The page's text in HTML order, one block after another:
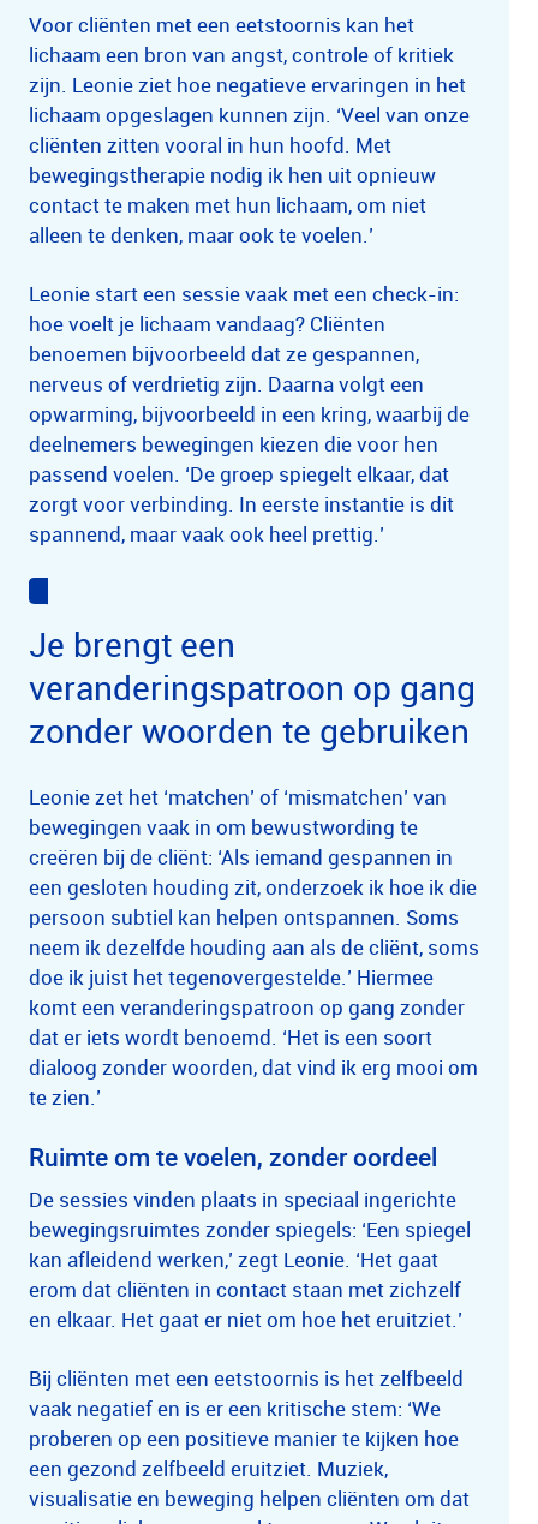
Voor cliënten met een eetstoornis kan het
lichaam een bron van angst, controle of kritiek
zijn. Leonie ziet hoe negatieve ervaringen in het
lichaam opgeslagen kunnen zijn. ‘Veel van onze
cliënten zitten vooral in hun hoofd. Met
bewegingstherapie nodig ik hen uit opnieuw
contact te maken met hun lichaam, om niet
alleen te denken, maar ook te voelen.’
Leonie start een sessie vaak met een check-in:
hoe voelt je lichaam vandaag? Cliënten
benoemen bijvoorbeeld dat ze gespannen,
nerveus of verdrietig zijn. Daarna volgt een
opwarming, bijvoorbeeld in een kring, waarbij de
deelnemers bewegingen kiezen die voor hen
passend voelen. ‘De groep spiegelt elkaar, dat
zorgt voor verbinding. In eerste instantie is dit
spannend, maar vaak ook heel prettig.’
Je brengt een
veranderingspatroon op gang
zonder woorden te gebruiken
Leonie zet het ‘matchen’ of ‘mismatchen’ van
bewegingen vaak in om bewustwording te
creëren bij de cliënt: ‘Als iemand gespannen in
een gesloten houding zit, onderzoek ik hoe ik die
persoon subtiel kan helpen ontspannen. Soms
neem ik dezelfde houding aan als de cliënt, soms
doe ik juist het tegenovergestelde.’ Hiermee
komt een veranderingspatroon op gang zonder
dat er iets wordt benoemd. ‘Het is een soort
dialoog zonder woorden, dat vind ik erg mooi om
te zien.’
Ruimte om te voelen, zonder oordeel
De sessies vinden plaats in speciaal ingerichte
bewegingsruimtes zonder spiegels: ‘Een spiegel
kan afleidend werken,’ zegt Leonie. ‘Het gaat
erom dat cliënten in contact staan met zichzelf
en elkaar. Het gaat er niet om hoe het eruitziet.’
Bij cliënten met een eetstoornis is het zelfbeeld
vaak negatief en is er een kritische stem: ‘We
proberen op een positieve manier te kijken hoe
een gezond zelfbeeld eruitziet. Muziek,
visualisatie en beweging helpen cliënten om dat